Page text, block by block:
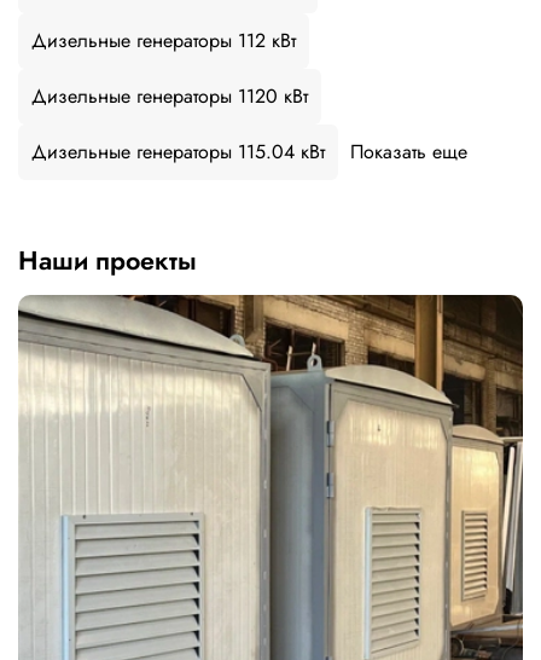
Дизельные генераторы 112 кВт
Дизельные генераторы 1120 кВт
Дизельные генераторы 115.04 кВт
Показать еще
Наши проекты